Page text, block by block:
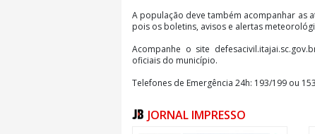
A população deve também acompanhar as
pois os boletins, avisos e alertas
Acompanhe o site
oficiais do município.
Telefones de Emergência 24h: 193/199 ou 153
JORNAL IMPRESSO